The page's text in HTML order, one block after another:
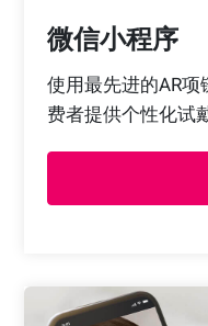
微信小程序
使用最先进的AR
费者提供个性化试